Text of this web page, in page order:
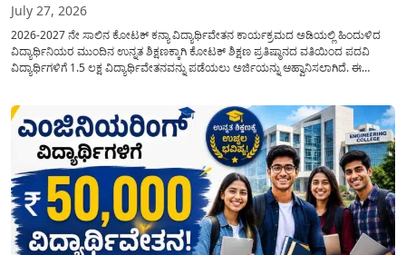
July 27, 2026
2026-2027 ನೇ ಸಾಲಿನ ಕೋಟಕ್ ಕನ್ಯಾ ವಿದ್ಯಾರ್ಥಿವೇತನ ಕಾರ್ಯಕ್ರಮದ ಅಡಿಯಲ್ಲಿ ಹಿಂದುಳಿದ
ವಿದ್ಯಾರ್ಥಿನಿಯರ ಮುಂದಿನ ಉನ್ನತ ಶಿಕ್ಷಣಕ್ಕಾಗಿ ಕೋಟಕ್ ಶಿಕ್ಷಣ ಪ್ರತಿಷ್ಠಾನದ ವತಿಯಿಂದ ಪದವಿ
ವಿದ್ಯಾರ್ಥಿಗಳಿಗೆ 1.5 ಲಕ್ಷ ವಿದ್ಯಾರ್ಥಿವೇತನವನ್ನು ಪಡೆಯಲು ಅರ್ಜಿಯನ್ನು ಆಹ್ವಾನಿಸಲಾಗಿದೆ. ಈ